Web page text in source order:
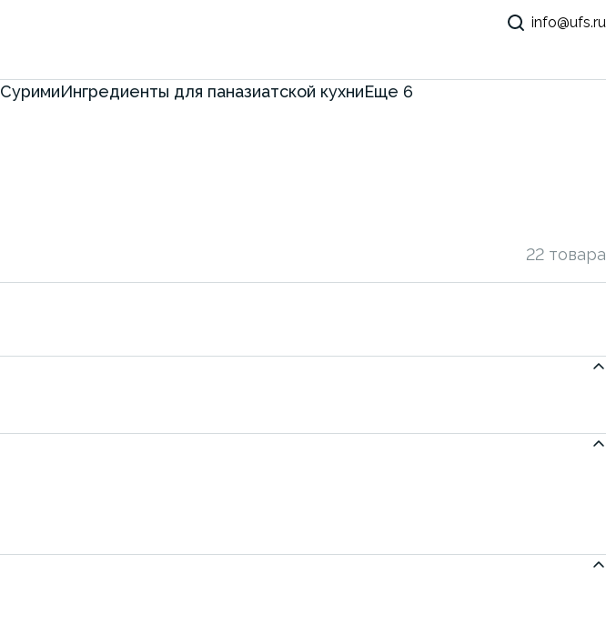
info@ufs.ru
СуримиИнгредиенты для паназиатской кухниЕще 6
22 товара